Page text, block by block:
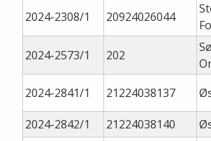
2024-2308/1 20924026044
2024-2573/1
202
2024-2841/1
21224038137
2024-2842/1 21224038140